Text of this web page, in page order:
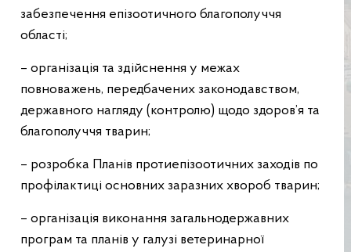
забезпечення епізоотичного благополуччя
області;
– організація та здійснення у межах
повноважень, передбачених законодавством,
державного нагляду (контролю) щодо здоров’я та
благополуччя тварин;
– розробка Планів протиепізоотичних заходів по
профілактиці основних заразних хвороб тварин;
– організація виконання загальнодержавних
програм та планів у галузі ветеринарної